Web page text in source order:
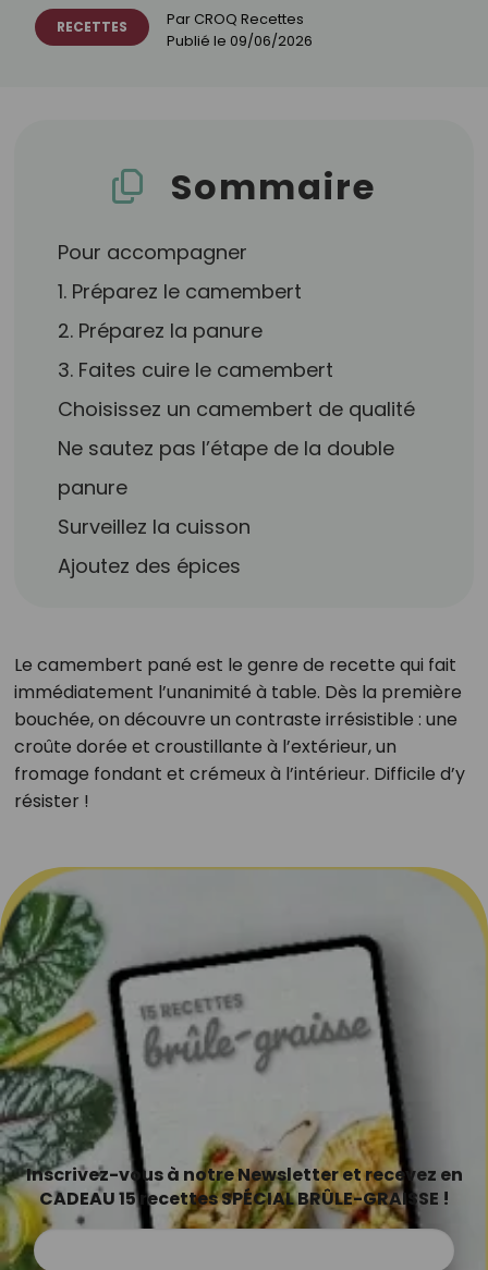
RECETTES Par CROQ Recettes
Publié le 09/06/2026
Sommaire
Pour accompagner
1. Préparez le camembert
2. Préparez la panure
3. Faites cuire le camembert
Choisissez un camembert de qualité
Ne sautez pas l’étape de la double
panure
Surveillez la cuisson
Ajoutez des épices
Le camembert pané est le genre de recette qui fait
immédiatement l’unanimité à table. Dès la première
bouchée, on découvre un contraste irrésistible : une
croûte dorée et croustillante à l’extérieur, un
fromage fondant et crémeux à l’intérieur. Difficile d’y
résister !
Inscrivez-vous à notre Newsletter et recevez en
CADEAU 15 recettes SPÉCIAL BRÛLE-GRAISSE !